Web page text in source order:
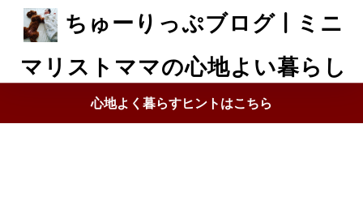
ちゅーりっぷブログ | ミニ
マリストママの心地よい暮らし
心地よく暮らすヒントはこちら